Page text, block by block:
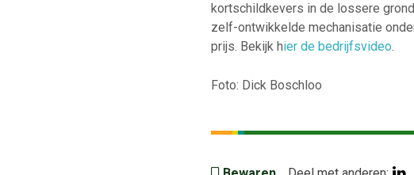
kortschildkevers in de lossere
zelf-ontwikkelde mechanisatie
prijs. Bekijk hier de bedrijfsvideo.
Foto: Dick Boschloo